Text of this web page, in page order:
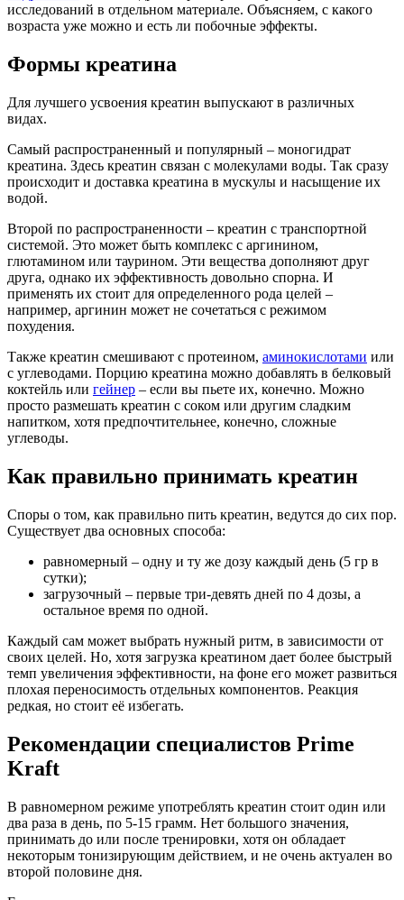
исследований в отдельном материале. Объясняем, с какого
возраста уже можно и есть ли побочные эффекты.
Формы креатина
Для лучшего усвоения креатин выпускают в различных
видах.
Самый распространенный и популярный – моногидрат
креатина. Здесь креатин связан с молекулами воды. Так сразу
происходит и доставка креатина в мускулы и насыщение их
водой.
Второй по распространенности – креатин с транспортной
системой. Это может быть комплекс с аргинином,
глютамином или таурином. Эти вещества дополняют друг
друга, однако их эффективность довольно спорна. И
применять их стоит для определенного рода целей –
например, аргинин может не сочетаться с режимом
похудения.
Также креатин смешивают с протеином, аминокислотами или
с углеводами. Порцию креатина можно добавлять в белковый
коктейль или гейнер – если вы пьете их, конечно. Можно
просто размешать креатин с соком или другим сладким
напитком, хотя предпочтительнее, конечно, сложные
углеводы.
Как правильно принимать креатин
Споры о том, как правильно пить креатин, ведутся до сих пор.
Существует два основных способа:
равномерный – одну и ту же дозу каждый день (5 гр в
сутки);
загрузочный – первые три-девять дней по 4 дозы, а
остальное время по одной.
Каждый сам может выбрать нужный ритм, в зависимости от
своих целей. Но, хотя загрузка креатином дает более быстрый
темп увеличения эффективности, на фоне его может развиться
плохая переносимость отдельных компонентов. Реакция
редкая, но стоит её избегать.
Рекомендации специалистов Prime
Kraft
В равномерном режиме употреблять креатин стоит один или
два раза в день, по 5-15 грамм. Нет большого значения,
принимать до или после тренировки, хотя он обладает
некоторым тонизирующим действием, и не очень актуален во
второй половине дня.